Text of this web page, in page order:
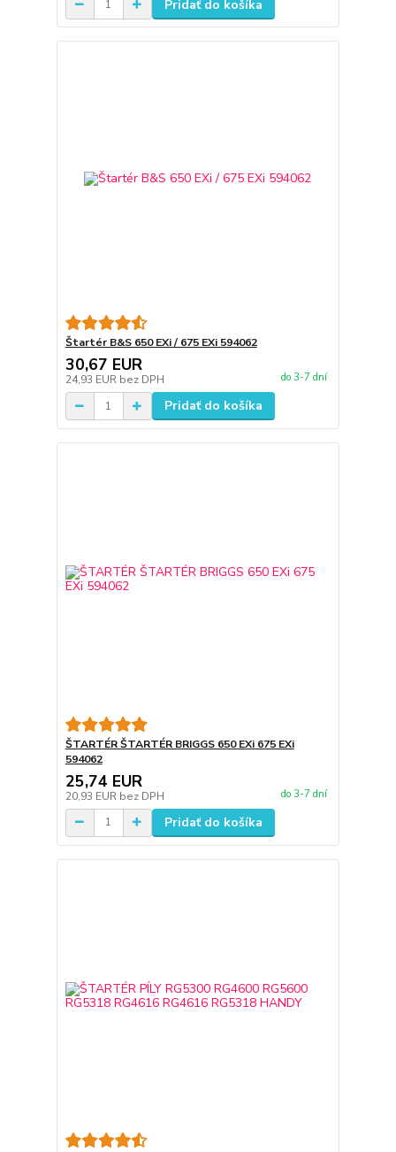
Pridať do košíka
Štartér B&S 650 EXi / 675 EXi 594062
30,67 EUR
24,93 EUR bez DPH do 3-7 dní
Pridať do košíka
ŠTARTÉR ŠTARTÉR BRIGGS 650 EXi 675 EXi
594062
25,74 EUR
20,93 EUR bez DPH do 3-7 dní
Pridať do košíka